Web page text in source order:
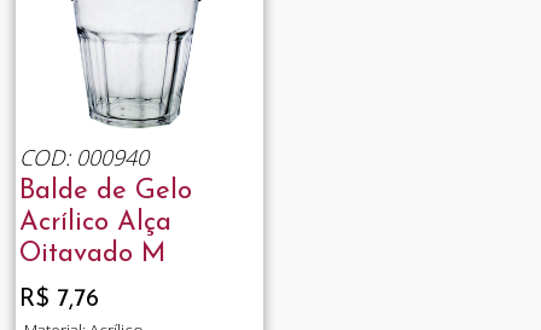
COD: 000940
Balde de Gelo
Acrílico Alça
Oitavado M
R$ 7,76